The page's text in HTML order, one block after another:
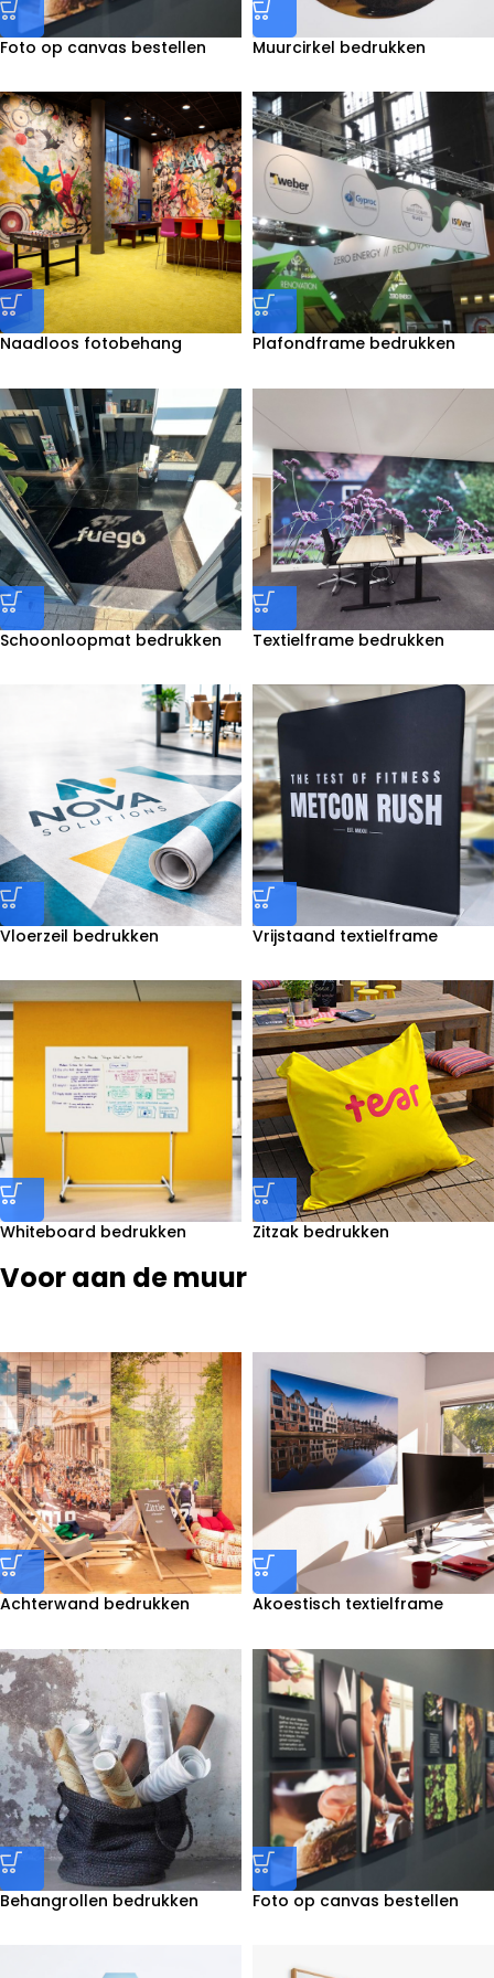
Foto op canvas bestellen Muurcirkel bedrukken
Naadloos fotobehang
Plafondframe bedrukken
Schoonloopmat bedrukken Textielframe bedrukken
Vloerzeil bedrukken
Vrijstaand textielframe
Whiteboard bedrukken Zitzak bedrukken
Voor aan de muur
Achterwand bedrukken
Akoestisch textielframe
Behangrollen bedrukken Foto op canvas bestellen